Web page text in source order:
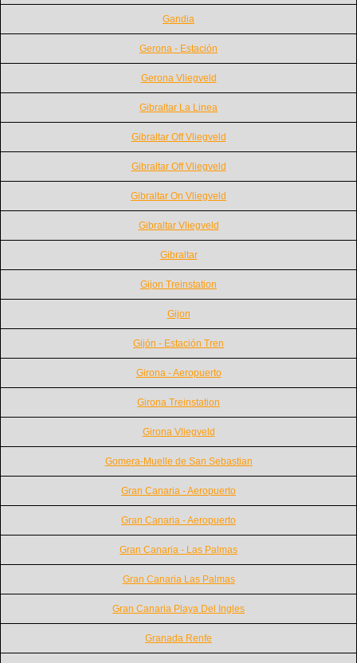
Gandia
Gerona - Estación
Gerona Vliegveld
Gibraltar La Linea
Gibraltar Off Vliegveld
Gibraltar Off Vliegveld
Gibraltar On Vliegveld
Gibraltar Vliegveld
Gibraltar
Gijon Treinstation
Gijon
Gijón - Estación Tren
Girona - Aeropuerto
Girona Treinstation
Girona Vliegveld
Gomera-Muelle de San Sebastian
Gran Canaria - Aeropuerto
Gran Canaria - Aeropuerto
Gran Canaria - Las Palmas
Gran Canaria Las Palmas
Gran Canaria Playa Del Ingles
Granada Renfe